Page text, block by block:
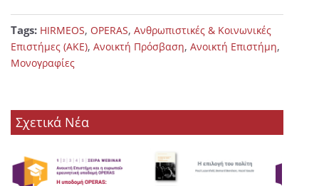
Tags: HIRMEOS, OPERAS, Ανθρωπιστικές & Κοινωνικές
Επιστήμες (ΑΚΕ), Ανοικτή Πρόσβαση, Ανοικτή Επιστήμη,
Μονογραφίες
Σχετικά Νέα